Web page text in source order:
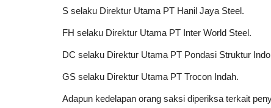
S selaku Direktur Utama PT Hanil Jaya Steel.
FH selaku Direktur Utama PT Inter World Steel.
DC selaku Direktur Utama PT Pondasi Struktur
GS selaku Direktur Utama PT Trocon Indah.
Adapun kedelapan orang saksi diperiksa terkait